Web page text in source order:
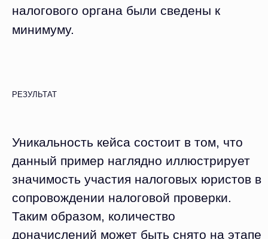
налогового органа были сведены к
минимуму.
РЕЗУЛЬТАТ
Уникальность кейса состоит в том, что
данный пример наглядно иллюстрирует
значимость участия налоговых юристов в
сопровождении налоговой проверки.
Таким образом, количество
доначислений может быть снято на этапе